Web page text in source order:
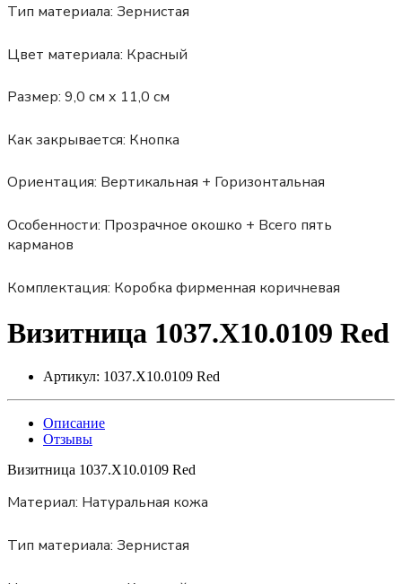
Тип материала: Зернистая
Цвет материала: Красный
Размер: 9,0 см х 11,0 см
Как закрывается: Кнопка
Ориентация: Вертикальная + Горизонтальная
Особенности: Прозрачное окошко + Всего пять
карманов
Комплектация: Коробка фирменная коричневая
Визитница 1037.X10.0109 Red
Артикул: 1037.X10.0109 Red
Описание
Отзывы
Визитница 1037.X10.0109 Red
Материал: Натуральная кожа
Тип материала: Зернистая